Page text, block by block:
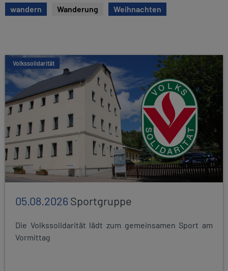
wandern Wanderung Weihnachten
Volkssolidarität
05.08.2026Sportgruppe
Die Volkssolidarität lädt zum gemeinsamen Sport am
Vormittag